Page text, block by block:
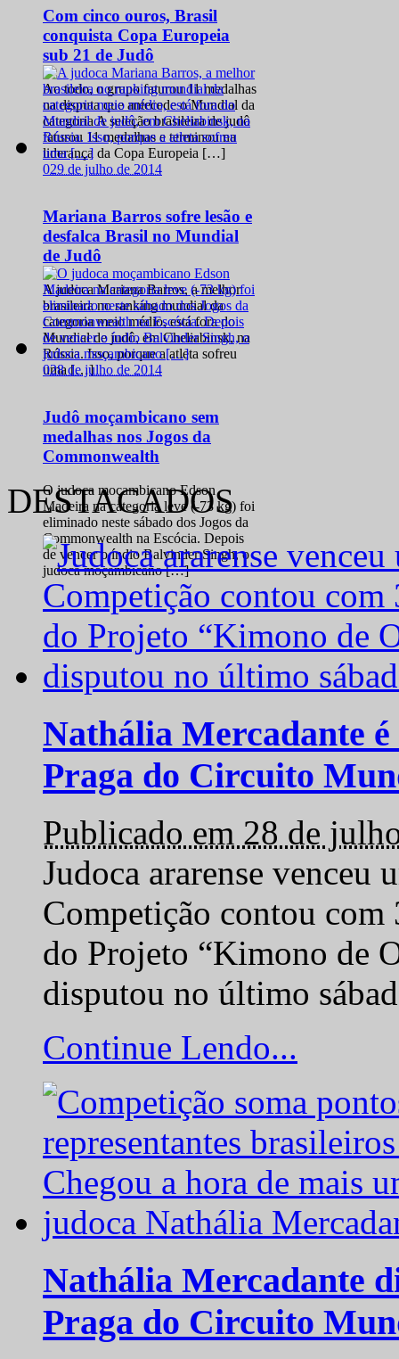
Com cinco ouros, Brasil
conquista Copa Europeia
sub 21 de Judô
Ao todo, o grupo faturou 11 medalhas
na disputa que antecede o Mundial da
categoria A seleção brasileira de judô
faturou 11 medalhas e terminou na
liderança da Copa Europeia […]
029 de julho de 2014
Mariana Barros sofre lesão e
desfalca Brasil no Mundial
de Judô
A judoca Mariana Barros, a melhor
brasileira no ranking mundial da
categoria meio médio, está fora do
Mundial de judô, em Cheliabinsk, na
Rússia. Isso, porque a atleta sofreu
uma […]
028 de julho de 2014
Judô moçambicano sem
medalhas nos Jogos da
Commonwealth
O judoca moçambicano Edson
Madeira na categoria leve (-73 kg) foi
eliminado neste sábado dos Jogos da
Commonwealth na Escócia. Depois
de vencer o índio Balvinder Singh, o
judoca moçambicano […]
DESTACADOS
Nathália Mercadante
Praga do Circuito
Publicado em 28 de
Judoca ararense venceu
Competição contou com
do Projeto “Kimono de
disputou no último
Continue Lendo...
Nathália Mercadante
Praga do Circuito